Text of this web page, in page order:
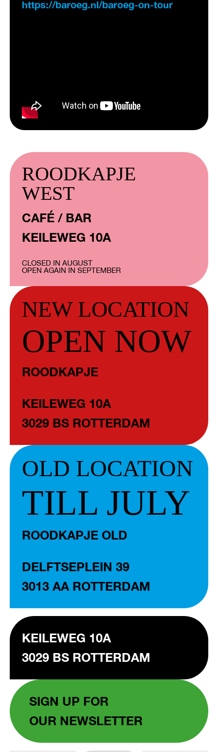
https://baroeg.nl/baroeg-on-tour
ROODKAPJE
WEST
CAFÉ / BAR
KEILEWEG 10A
CLOSED IN AUGUST
OPEN AGAIN IN SEPTEMBER
NEW LOCATION
OPEN NOW
ROODKAPJE
KEILEWEG 10A
3029 BS ROTTERDAM
OLD LOCATION
TILL JULY
ROODKAPJE OLD
DELFTSEPLEIN 39
3013 AA ROTTERDAM
KEILEWEG 10A
3029 BS ROTTERDAM
SIGN UP FOR
OUR NEWSLETTER